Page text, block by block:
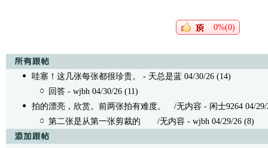
0%(0)
哇塞！这几张每张都很珍贵。
- 天总是蓝 04/30/26 (14)
回答 - wjbh 04/30/26 (11)
拍的漂亮，欣赏。前两张拍有难度。
/无内容 - 闲士9264 04/29/
第二张是从第一张剪裁的 /无内容 - wjbh 04/29/26 (8)